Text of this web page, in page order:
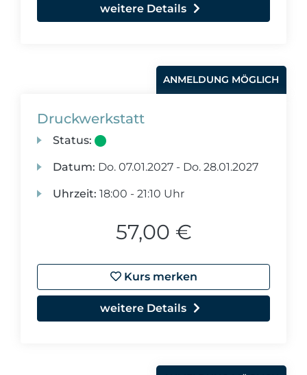
weitere Details
ANMELDUNG MÖGLICH
Druckwerkstatt
Status:
Datum: Do. 07.01.2027 - Do. 28.01.2027
Uhrzeit: 18:00 - 21:10 Uhr
57,00 €
Kurs merken
weitere Details